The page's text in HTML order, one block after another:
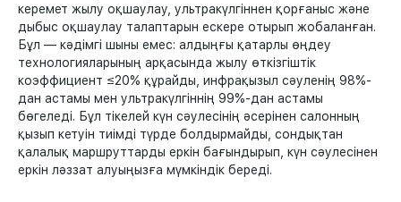
керемет жылу оқшаулау, ультракүлгіннен қорғаныс және
дыбыс оқшаулау талаптарын ескере отырып жобаланған.
Бұл — кәдімгі шыны емес: алдыңғы қатарлы өңдеу
технологияларының арқасында жылу өткізгіштік
коэффициент ≤20% құрайды, инфрақызыл сәуленің 98%-
дан астамы мен ультракүлгіннің 99%-дан астамы
бөгеледі. Бұл тікелей күн сәулесінің әсерінен салонның
қызып кетуін тиімді түрде болдырмайды, сондықтан
қалалық маршруттарды еркін бағындырып, күн сәулесінен
еркін ләззат алуыңызға мүмкіндік береді.